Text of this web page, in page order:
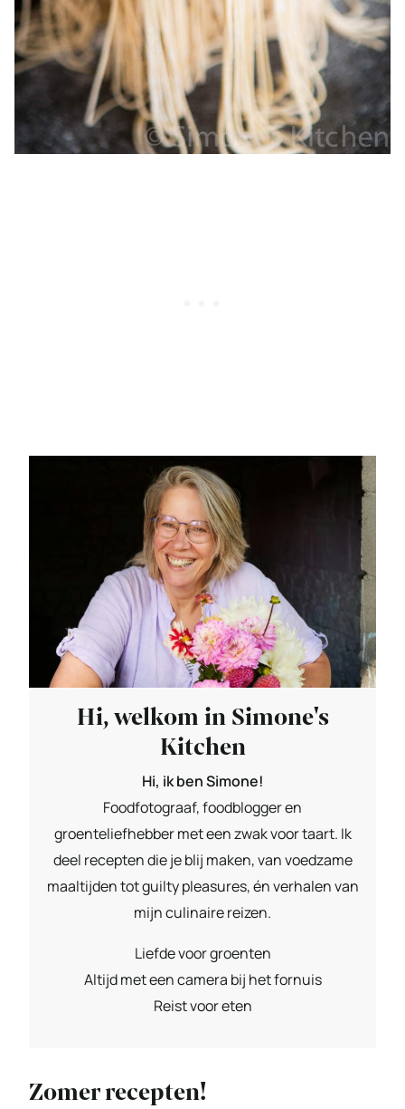
Hi, welkom in Simone's
Kitchen
Hi, ik ben Simone!
Foodfotograaf, foodblogger en
groenteliefhebber met een zwak voor taart. Ik
deel recepten die je blij maken, van voedzame
maaltijden tot guilty pleasures, én verhalen van
mijn culinaire reizen.
Liefde voor groenten
Altijd met een camera bij het fornuis
Reist voor eten
Zomer recepten!